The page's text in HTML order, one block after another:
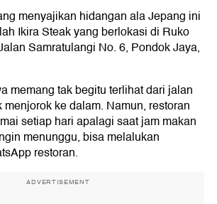
menyajikan hidangan ala Jepang ini
Ikira Steak yang berlokasi di Ruko
Samratulangi No. 6, Pondok Jaya,
memang tak begitu terlihat dari jalan
menjorok ke dalam. Namun, restoran
setiap hari apalagi saat jam makan
menunggu, bisa melalukan
restoran.
ADVERTISEMENT